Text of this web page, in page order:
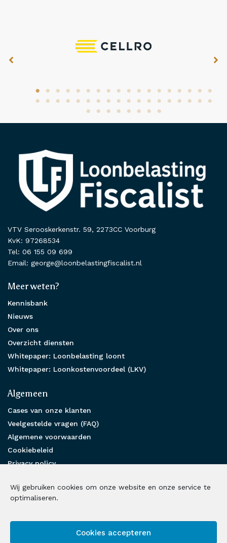
Wij gebruiken cookies om onze website en onze service te
optimaliseren.
Cookies accepteren
VTV Serooskerkenstr. 59, 2273CC Voorburg
KvK: 97268534
Tel: 06 155 09 699
Email: george@loonbelastingfiscalist.nl
Meer weten?
Kennisbank
Nieuws
Over ons
Overzicht diensten
Whitepaper: Loonbelasting loont
Whitepaper: Loonkostenvoordeel (LKV)
Algemeen
Cases van onze klanten
Veelgestelde vragen (FAQ)
Algemene voorwaarden
Cookiebeleid
Privacy policy
Benieuwd hoe wij u kunnen helpen?